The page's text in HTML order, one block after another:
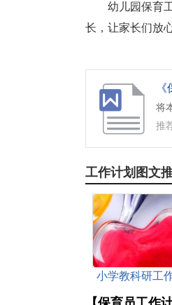
幼儿园保育
长，让家长们放
将
推
工作计划图文
小学教科研工